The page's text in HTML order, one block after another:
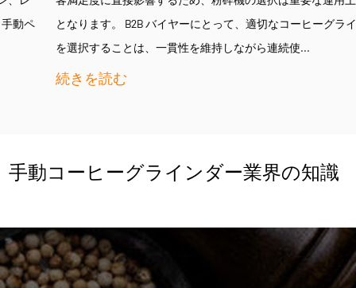
となります。 B2B バイヤーにとって、適切なコーヒーグラインダー
を選択することは、一貫性を維持しながら連続使...
続きを読む
手動コーヒーグラインダー業界の知識